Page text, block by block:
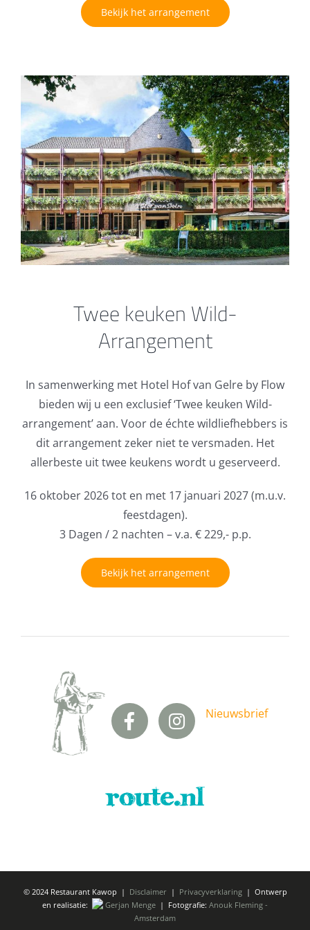
Bekijk het arrangement
Twee keuken Wild-
Arrangement
In samenwerking met Hotel Hof van Gelre by Flow
bieden wij u een exclusief ‘Twee keuken Wild-
arrangement’ aan. Voor de échte wildliefhebbers is
dit arrangement zeker niet te versmaden. Het
allerbeste uit twee keukens wordt u geserveerd.
16 oktober 2026tot en met 17 januari 2027(m.u.v.
feestdagen).
3 Dagen / 2 nachten – v.a. € 229,- p.p.
Bekijk het arrangement
Nieuwsbrief
© 2024 Restaurant Kawop | Disclaimer| Privacyverklaring| Ontwerp
en realisatie:
Gerjan Menge | Fotografie: Anouk Fleming -
Amsterdam